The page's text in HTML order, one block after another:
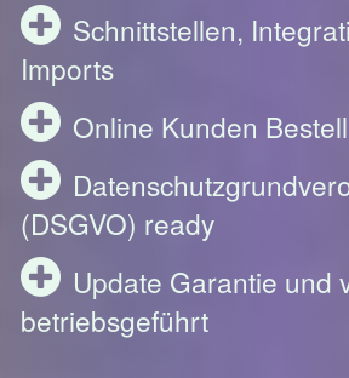
Schnittstellen,
Imports
Online Kunden
(DSGVO) ready
Update Garantie und
betriebsgeführt